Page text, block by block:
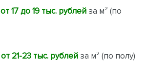
от 17 до 19 тыс. рублей за м² (по
от 21-23 тыс. рублей за м² (по полу)